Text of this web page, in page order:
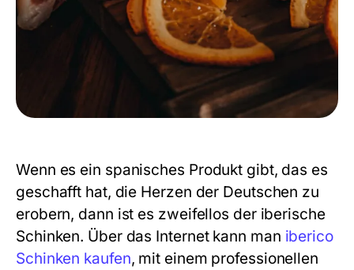
Wenn es ein spanisches Produkt gibt, das es
geschafft hat, die Herzen der Deutschen zu
erobern, dann ist es zweifellos der iberische
Schinken. Über das Internet kann man iberico
Schinken kaufen, mit einem professionellen